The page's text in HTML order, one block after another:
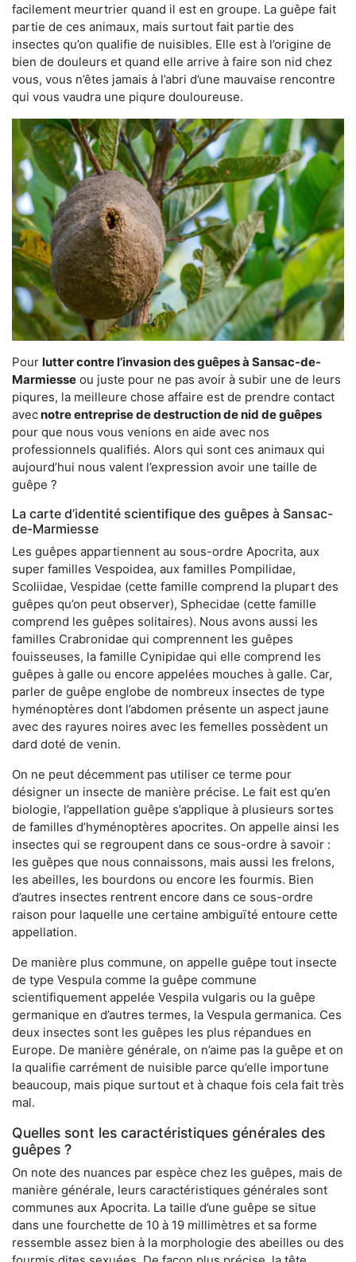
facilement meurtrier quand il est en groupe. La guêpe fait
partie de ces animaux, mais surtout fait partie des
insectes qu’on qualifie de nuisibles. Elle est à l’origine de
bien de douleurs et quand elle arrive à faire son nid chez
vous, vous n’êtes jamais à l’abri d’une mauvaise rencontre
qui vous vaudra une piqure douloureuse.
Pour lutter contre l’invasion des guêpes à Sansac-de-
Marmiesse ou juste pour ne pas avoir à subir une de leurs
piqures, la meilleure chose affaire est de prendre contact
avecnotre entreprise de destruction de nid de guêpes
pour que nous vous venions en aide avec nos
professionnels qualifiés. Alors qui sont ces animaux qui
aujourd’hui nous valent l’expression avoir une taille de
guêpe ?
La carte d’identité scientifique des guêpes à Sansac-
de-Marmiesse
Les guêpes appartiennent au sous-ordre Apocrita, aux
super familles Vespoidea, aux familles Pompilidae,
Scoliidae, Vespidae (cette famille comprend la plupart des
guêpes qu’on peut observer), Sphecidae (cette famille
comprend les guêpes solitaires). Nous avons aussi les
familles Crabronidae qui comprennent les guêpes
fouisseuses, la famille Cynipidae qui elle comprend les
guêpes à galle ou encore appelées mouches à galle. Car,
parler de guêpe englobe de nombreux insectes de type
hyménoptères dont l’abdomen présente un aspect jaune
avec des rayures noires avec les femelles possèdent un
dard doté de venin.
On ne peut décemment pas utiliser ce terme pour
désigner un insecte de manière précise. Le fait est qu’en
biologie, l’appellation guêpe s’applique à plusieurs sortes
de familles d’hyménoptères apocrites. On appelle ainsi les
insectes qui se regroupent dans ce sous-ordre à savoir :
les guêpes que nous connaissons, mais aussi les frelons,
les abeilles, les bourdons ou encore les fourmis. Bien
d’autres insectes rentrent encore dans ce sous-ordre
raison pour laquelle une certaine ambiguïté entoure cette
appellation.
De manière plus commune, on appelle guêpe tout insecte
de type Vespula comme la guêpe commune
scientifiquement appelée Vespila vulgaris ou la guêpe
germanique en d’autres termes, la Vespula germanica. Ces
deux insectes sont les guêpes les plus répandues en
Europe. De manière générale, on n’aime pas la guêpe et on
la qualifie carrément de nuisible parce qu’elle importune
beaucoup, mais pique surtout et à chaque fois cela fait très
mal.
Quelles sont les caractéristiques générales des
guêpes ?
On note des nuances par espèce chez les guêpes, mais de
manière générale, leurs caractéristiques générales sont
communes aux Apocrita. La taille d’une guêpe se situe
dans une fourchette de 10 à 19 millimètres et sa forme
ressemble assez bien à la morphologie des abeilles ou des